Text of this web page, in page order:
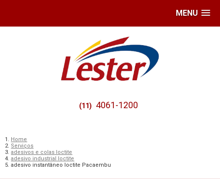
MENU
(11) 4061-1200
Home
Serviços
adesivos e colas loctite
adesivo industrial loctite
adesivo instantâneo loctite Pacaembu